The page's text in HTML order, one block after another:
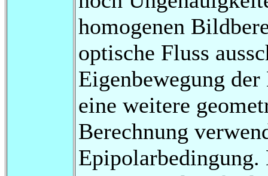
homogenen
optische Fluss
Eigenbewegung
eine weitere
Berechnung